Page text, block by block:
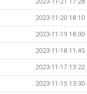
2023-11-20 18:10
2023-11-19 18:00
2023-11-18 11:45
2023-11-17 13:22
2023-11-15 13:30